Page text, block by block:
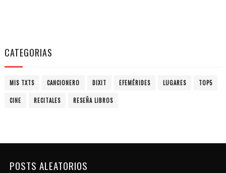
CATEGORIAS
MIS TXTS CANCIONERO DIXIT EFEMÉRIDES LUGARES TOP5
CINE RECITALES RESEÑA LIBROS
POSTS ALEATORIOS